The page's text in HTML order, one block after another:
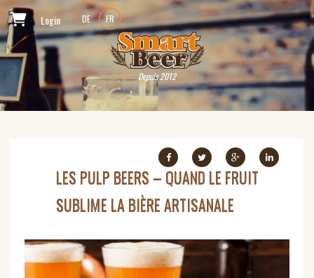
Login DE FR
Depuis 2012
LES PULP BEERS – QUAND LE FRUIT
SUBLIME LA BIÈRE ARTISANALE